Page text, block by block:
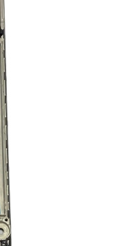
2018 (FLA-LX1)